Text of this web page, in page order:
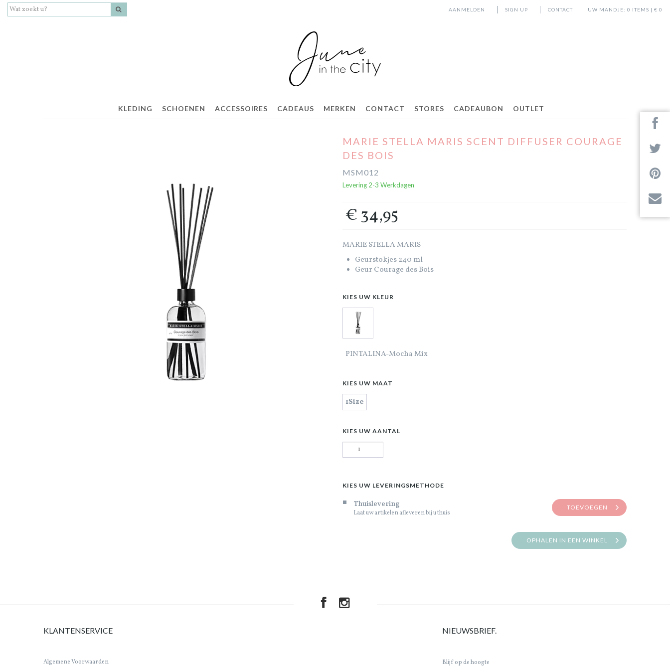
UW MANDJE: 0 ITEMS | € 0
AANMELDEN SIGN UP CONTACT
KLEDING SCHOENEN ACCESSOIRES CADEAUS MERKEN CONTACT STORES CADEAUBON OUTLET
MARIE STELLA MARIS SCENT DIFFUSER COURAGE
DES BOIS
MSM012
Levering 2-3 Werkdagen
€ 34,95
MARIE STELLA MARIS
Geurstokjes 240 ml
Geur Courage des Bois
KIES UW KLEUR
PINTALINA-Mocha Mix
KIES UW MAAT
1Size
KIES UW AANTAL
KIES UW LEVERINGSMETHODE
Thuislevering
Laat uw artikelen afleveren bij u thuis
TOEVOEGEN
OPHALEN IN EEN WINKEL
KLANTENSERVICE
Algemene Voorwaarden
NIEUWSBRIEF.
Blijf op de hoogte